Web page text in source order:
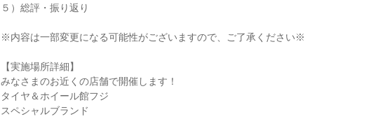
５）総評・振り返り
※内容は一部変更になる可能性がございますので、ご了承ください※
【実施場所詳細】
みなさまのお近くの店舗で開催します！
タイヤ＆ホイール館フジ
スペシャルブランド